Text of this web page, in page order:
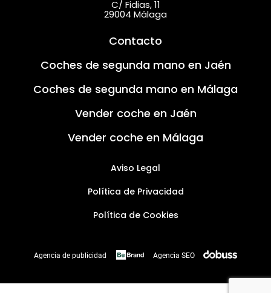
C/ Fidias, 11
29004 Málaga
Contacto
Coches de segunda mano en Jaén
Coches de segunda mano en Málaga
Vender coche en Jaén
Vender coche en Málaga
Aviso Legal
Política de Privacidad
Política de Cookies
Agencia de publicidad Agencia SEO